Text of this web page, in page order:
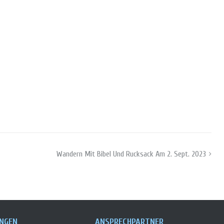
Wandern Mit Bibel Und Rucksack Am 2. Sept. 2023
ANSPRECHPARTNER